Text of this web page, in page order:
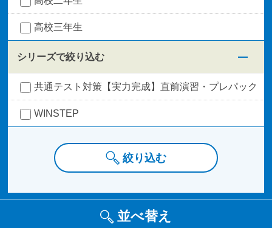
高校三年生
シリーズで絞り込む
共通テスト対策【実力完成】直前演習・プレパック
WINSTEP
絞り込む
並べ替え